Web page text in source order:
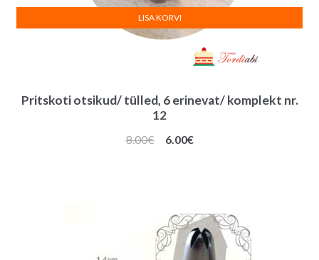
Pritskoti otsikud/ tülled, 6 erinevat/ komplekt nr.
12
8.00€
Algne
6.00€Praegune
LISA KORVI